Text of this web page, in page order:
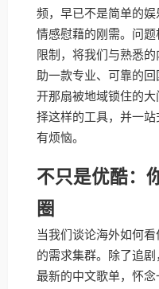
频，早已不是简单的
情感慰藉的刚需。问
限制，将我们与熟悉
助一款专业、可靠的
开那扇被地域锁住的
择这样的工具，并一
有烦恼。
不只是优酷：
圈
当我们谈论海外如何
的需求集群。除了追
最新的中文歌单，怀